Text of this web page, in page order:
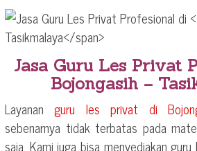
Jasa Guru Les Privat
Bojongasih –
Layananguru les privat di
sebenarnya tidak terbatas pada
saja. Kami juga bisa menyediakan